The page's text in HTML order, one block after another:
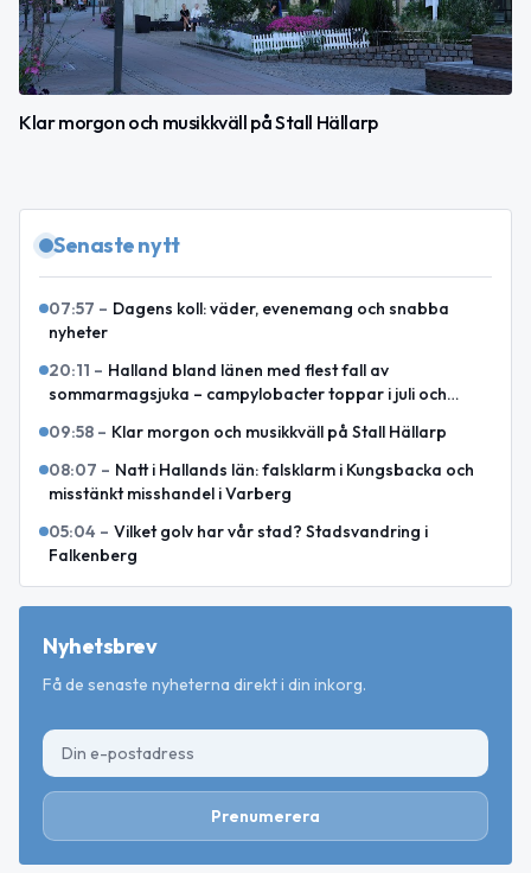
Klar morgon och musikkväll på Stall Hällarp
Senaste nytt
07:57 – Dagens koll: väder, evenemang och snabba
nyheter
20:11 – Halland bland länen med flest fall av
sommarmagsjuka – campylobacter toppar i juli och
09:58 – Klar morgon och musikkväll på Stall Hällarp
08:07 – Natt i Hallands län: falsklarm i Kungsbacka och
misstänkt misshandel i Varberg
05:04 – Vilket golv har vår stad? Stadsvandring i
Falkenberg
Nyhetsbrev
Få de senaste nyheterna direkt i din inkorg.
Prenumerera